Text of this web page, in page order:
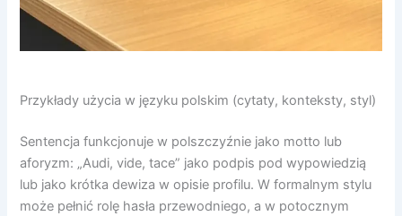
Przykłady użycia w języku polskim (cytaty, konteksty, styl)
Sentencja funkcjonuje w polszczyźnie jako motto lub
aforyzm: „Audi, vide, tace” jako podpis pod wypowiedzią
lub jako krótka dewiza w opisie profilu. W formalnym stylu
może pełnić rolę hasła przewodniego, a w potocznym